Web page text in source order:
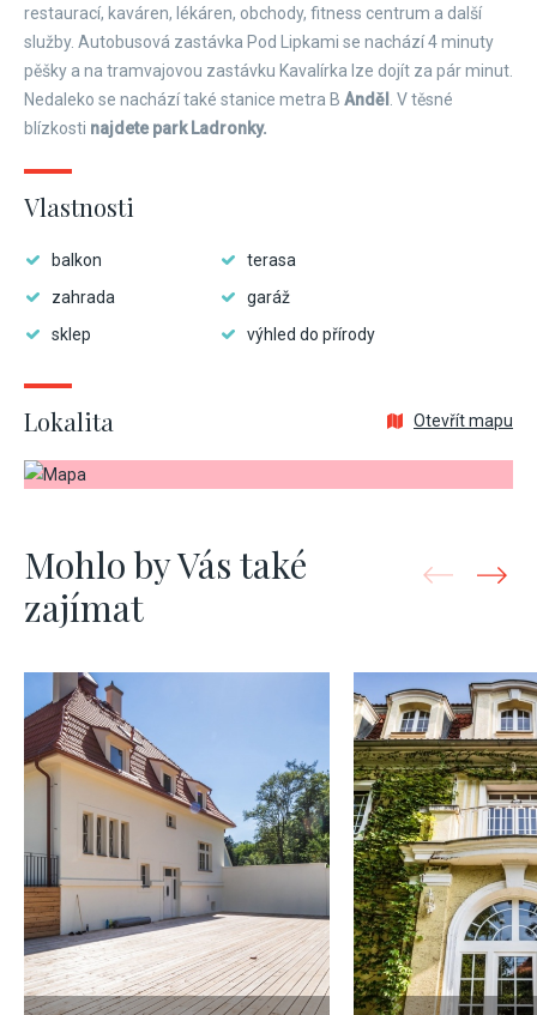
restaurací, kaváren, lékáren, obchody, fitness centrum a další
služby. Autobusová zastávka Pod Lipkami se nachází 4 minuty
pěšky a na tramvajovou zastávku Kavalírka lze dojít za pár minut.
Nedaleko se nachází také stanice metra B Anděl
. V těsné
blízkosti najdete park Ladronky.
Vlastnosti
balkon
terasa
zahrada
garáž
sklep
výhled do přírody
Lokalita Otevřít mapu
Mohlo by Vás také
zajímat